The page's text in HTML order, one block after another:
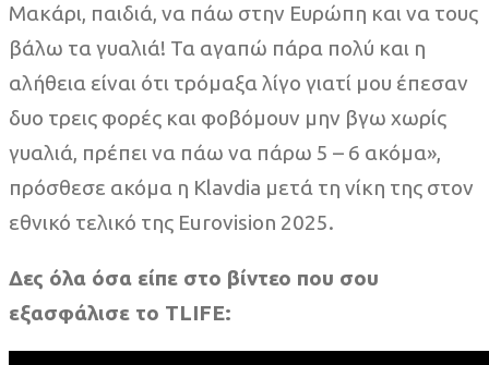
Μακάρι, παιδιά, να πάω στην Ευρώπη και να τους
βάλω τα γυαλιά! Τα αγαπώ πάρα πολύ και η
αλήθεια είναι ότι τρόμαξα λίγο γιατί μου έπεσαν
δυο τρεις φορές και φοβόμουν μην βγω χωρίς
γυαλιά, πρέπει να πάω να πάρω 5 – 6 ακόμα»,
πρόσθεσε ακόμα η Klavdia μετά τη νίκη της στον
εθνικό τελικό της Eurovision 2025.
Δες όλα όσα είπε στο βίντεο που σου
εξασφάλισε το TLIFE: